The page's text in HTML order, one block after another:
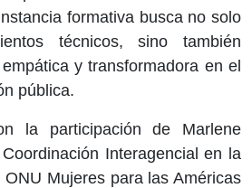
formativa busca no solo
técnicos, sino también
y transformadora en el
pública.
la participación de Marlene
Interagencial en la
Mujeres para las Américas